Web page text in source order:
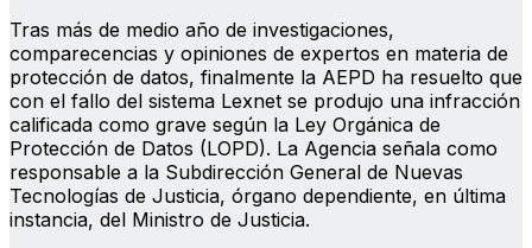
Tras más de medio año de investigaciones,
comparecencias y opiniones de expertos en materia de
protección de datos, finalmente la AEPD ha resuelto que
con el fallo del sistema Lexnet se produjo una infracción
calificada como grave según la Ley Orgánica de
Protección de Datos (LOPD). La Agencia señala como
responsable a la Subdirección General de Nuevas
Tecnologías de Justicia, órgano dependiente, en última
instancia, del Ministro de Justicia.